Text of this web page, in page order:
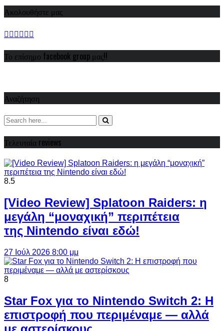
Ακολουθήστε μας
Το επίσημο facebook group μας!!
Αναζήτηση
Τελευταία reviews
8.5
[Video Review] Splatoon Raiders: η
μεγάλη “μοναχική” περιπέτεια
της Nintendo είναι εδώ!
27 Ιούλ 2026 8:00 μμ
8
Star Fox για το Nintendo Switch 2: Η
επιστροφή που περιμέναμε — αλλά